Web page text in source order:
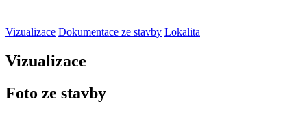
Vizualizace Dokumentace ze stavby Lokalita
Vizualizace
Foto ze stavby